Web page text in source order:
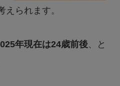
えられます。
年現在は24歳前後、と